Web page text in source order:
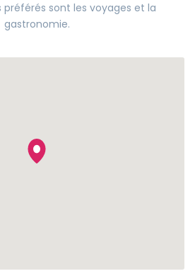
préférés sont les voyages et la
gastronomie.